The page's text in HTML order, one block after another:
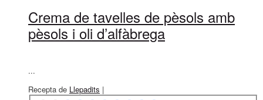
Crema de tavelles de pèsols amb
pèsols i oli d’alfàbrega
...
Recepta de Llepadits |